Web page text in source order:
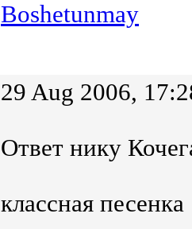
Boshetunmay
29 Aug 2006,
Ответ нику
классная песенка